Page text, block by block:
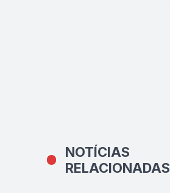
NOTÍCIAS
RELACIONADAS